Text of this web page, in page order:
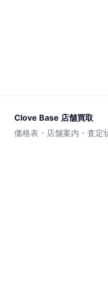
Clove Base 店舗買取
価格表・店舗案内・査定